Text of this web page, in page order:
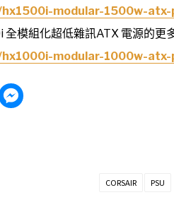
modular-1500w-atx-
模組化超低雜訊ATX 電源的更
modular-1000w-atx-
CORSAIR PSU